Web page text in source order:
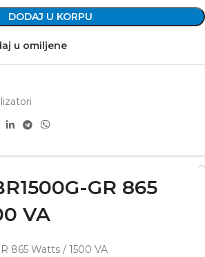
DODAJ U KORPU
u omiljene
GR 865
VA
865 Watts / 1500 VA